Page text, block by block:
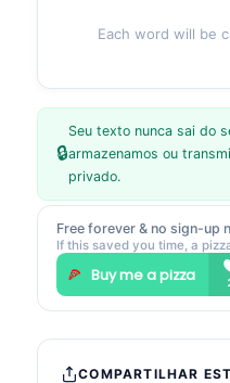
Each word will be
🔒
Seu texto nunca sai do
armazenamos ou
privado.
Free forever & no sign-up
If this saved you time, a
COMPARTILHAR